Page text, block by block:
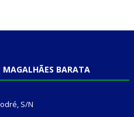
MAGALHÃES BARATA
S/N